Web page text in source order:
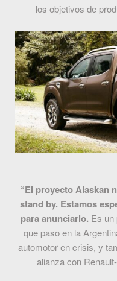
los objetivos de
“El proyecto Alaskan
stand by. Estamos
para anunciarlo. Es un
que paso en la
automotor en crisis, y
alianza con